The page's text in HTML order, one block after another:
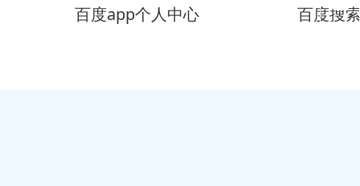
百度app个人中心 百度搜